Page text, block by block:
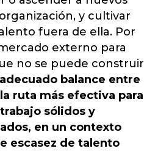
y cultivar
fuera de ella. Por
externo para
no se puede construir
balance entre
ruta más efectiva para
sólidos y
en un contexto
escasez de talento